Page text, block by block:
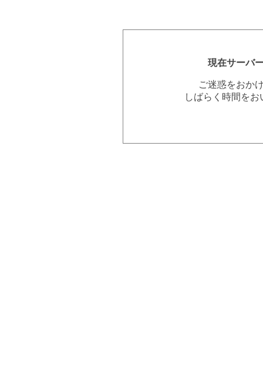
現在サーバ
ご迷惑をおか
しばらく時間を